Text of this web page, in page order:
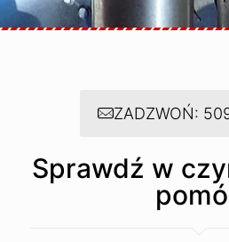
ZADZWOŃ:
Sprawdź w